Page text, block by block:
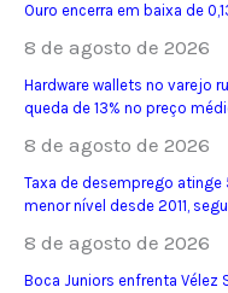
Ouro encerra em baixa de
8 de agosto de 2026
Hardware wallets no varejo
queda de 13% no preço
8 de agosto de 2026
Taxa de desemprego
menor nível desde 2011,
8 de agosto de 2026
Boca Juniors enfrenta